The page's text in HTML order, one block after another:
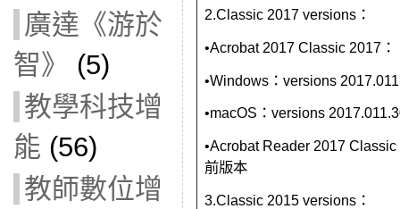
廣達《游於
智》
(5)
教學科技增
能 (56)
教師數位增
2.Classic 2017 versions：
•Acrobat 2017 Classic 2017：
•Windows：versions
•macOS：versions
•Acrobat Reader 2017
前版本
3.Classic 2015 versions：